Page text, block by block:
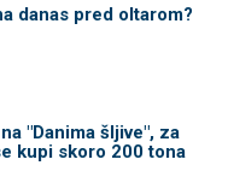
danas pred oltarom?
"Danima šljive", za
kupi skoro 200 tona